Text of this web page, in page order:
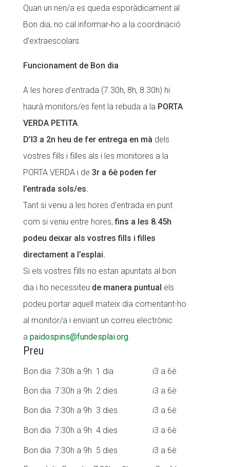
Quan un nen/a es queda esporàdicament al
Bon dia, no cal informar‐ho a la coordinació
d’extraescolars.
Funcionament de Bon dia
A les hores d’entrada (7.30h, 8h, 8.30h) hi
haurà monitors/es fent la rebuda a la PORTA
VERDA PETITA.
D’I3 a 2n heu de fer entrega en mà dels
vostres fills i filles als i les monitores a la
PORTA VERDA i de 3r a 6è poden fer
l’entrada sols/es.
Tant si veniu a les hores d’entrada en punt
com si veniu entre hores,fins a les 8.45h
podeu deixar als vostres fills i filles
directament a l’esplai.
Si els vostres fills no estan apuntats al bon
dia i ho necessiteu de manera puntual els
podeu portar aquell mateix dia comentant-ho
al monitor/a i enviant un correu electrònic
a paidospins@fundesplai.org.
Preu
Bon dia 7:30h a 9h 1 dia
i3 a 6è
Bon dia 7:30h a 9h 2 dies
i3 a 6è
Bon dia 7:30h a 9h 3 dies
i3 a 6è
Bon dia 7:30h a 9h 4 dies i3 a 6è
Bon dia 7:30h a 9h 5 dies
i3 a 6è
Missió i valors
Els comptes clars
Proposta educativa
ACTUALITAT
Notícies
Butlletins
Diari de la Fundació
Fundesplai als mitjans
COL·LABORA
Fes un donatiu
Treballa amb nosaltres